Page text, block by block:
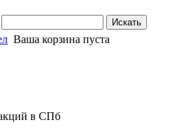
Ваша корзина пуста
в СПб